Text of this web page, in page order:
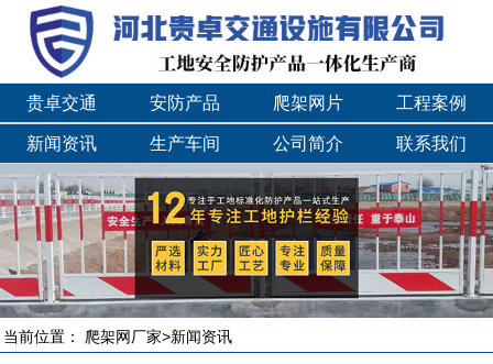
贵卓交通 安防产品 爬架网片 工程案例
新闻资讯 生产车间 公司简介 联系我们
当前位置： 爬架网厂家>新闻资讯